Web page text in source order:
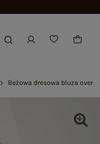
Beżowa dresowa bluza